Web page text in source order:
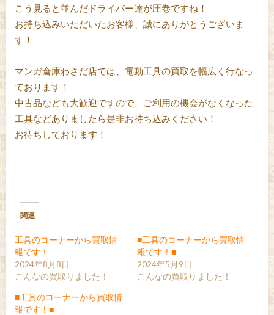
こう見ると並んだドライバー達が圧巻ですね！
お持ち込みいただいたお客様、誠にありがとうございま
す！
マンガ倉庫わさだ店では、電動工具の買取を幅広く行なっ
ております！
中古品なども大歓迎ですので、ご利用の機会がなくなった
工具などありましたら是非お持ち込みください！
お待ちしております！
関連
工具のコーナーから買取情
報です！
2024年8月8日
こんなの買取りました！
■工具のコーナーから買取情
報です！■
2024年5月9日
こんなの買取りました！
■工具のコーナーから買取情
報です！■